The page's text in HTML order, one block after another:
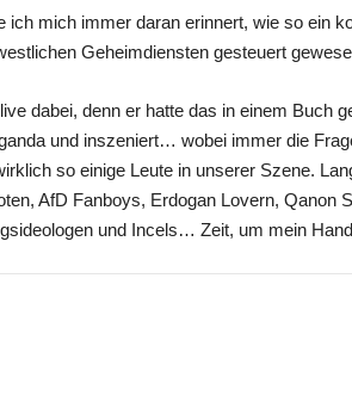
ich mich immer daran erinnert, wie so ein
Geheimdiensten gesteuert
dabei, denn er hatte das in einem Buch
und inszeniert… wobei immer die
so einige Leute in unserer Szene.
AfD Fanboys, Erdogan Lovern,
und Incels… Zeit, um mein